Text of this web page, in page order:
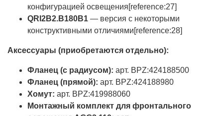
конфигурацией освещения[reference:27]
QRI2B2.B180B1 — версия с некоторыми
конструктивными отличиями[reference:28]
Аксессуары (приобретаются отдельно):
Фланец (с радиусом): арт. BPZ:424188500
Фланец (прямой): арт. BPZ:424188980
Хомут: арт. BPZ:419988060
Монтажный комплект для фронтального